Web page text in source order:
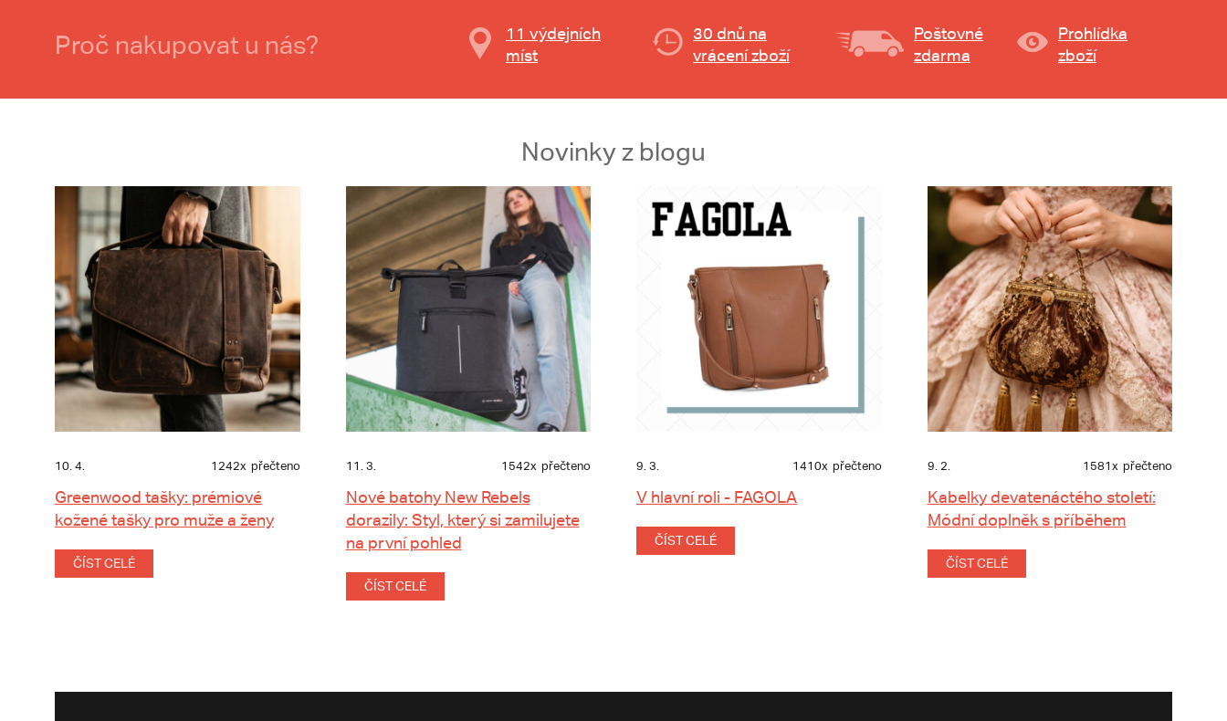
Proč nakupovat u nás?
11 výdejních
míst
30 dnů na
vrácení zboží
Poštovné
zdarma
Prohlídka
zboží
Novinky z blogu
10. 4. 1242x přečteno
Greenwood tašky: prémiové
kožené tašky pro muže a ženy
ČÍST CELÉ
11. 3. 1542x přečteno
Nové batohy New Rebels
dorazily: Styl, který si zamilujete
na první pohled
ČÍST CELÉ
9. 3. 1410x přečteno
V hlavní roli - FAGOLA
ČÍST CELÉ
9. 2. 1581x přečteno
Kabelky devatenáctého století:
Módní doplněk s příběhem
ČÍST CELÉ